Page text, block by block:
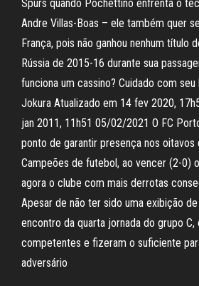
Spurs quando Pochettino enfrenta o
Andre Villas-Boas – ele também quer
França, pois não ganhou nenhum título
Rússia de 2015-16 durante sua
funciona um cassino? Cuidado com
Jokura Atualizado em 14 fev 2020,
jan 2011, 11h51 05/02/2021 O FC
ponto de garantir presença nos oitavos
Campeões de futebol, ao vencer (2-0)
agora o clube com mais derrotas
Apesar de não ter sido uma exibição de
encontro da quarta jornada do grupo C,
competentes e fizeram o suficiente
adversário